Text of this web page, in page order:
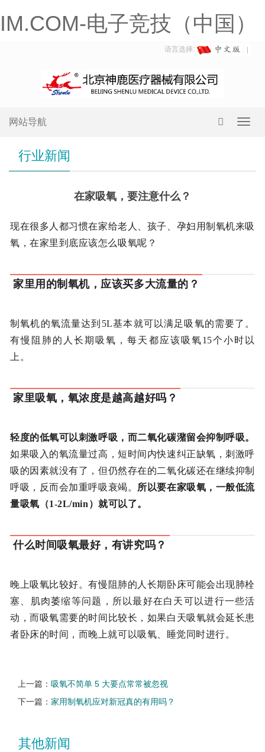
IM.COM-电子竞技（中国）
语言选择:
网站导航
行业新闻
在家吸氧，要注意什么？
现在很多人都习惯在家给老人、孩子、孕妇用制氧机来吸
氧，在家里到底应该怎么吸氧呢？
家里用的制氧机，应该买多大流量的？
制氧机的氧流量达到5L基本就可以满足吸氧的需要了。
有慢阻肺的人长期吸氧，每天都应该吸氧15个小时以
上。
家里吸氧，氧浓度是越高越好吗？
轻度的低氧可以刺激呼吸，而二氧化碳潴留会抑制呼吸。
如果吸入的氧流量过高，短时间内快速纠正缺氧，刺激呼
吸的因素就没有了，但仍然存在的二氧化碳还在继续抑制
呼吸，反而会加重呼吸衰竭。
所以要在家吸氧，一般低流
量吸氧（1-2L/min）就可以了。
什么时间吸氧最好，有讲究吗？
晚上吸氧比较好。有慢阻肺的人长期卧床可能会出现肺栓
塞、肌肉萎缩等问题，所以最好在白天可以进行一些活
动，而吸氧需要的时间比较长，如果白天吸氧就会延长患
者卧床的时间，而晚上就可以吸氧、睡觉同时进行。
上一篇： 吸氧不简单 5 大要点常常被忽视
下一篇： 家用制氧机应对新冠真的有用吗？
其他新闻